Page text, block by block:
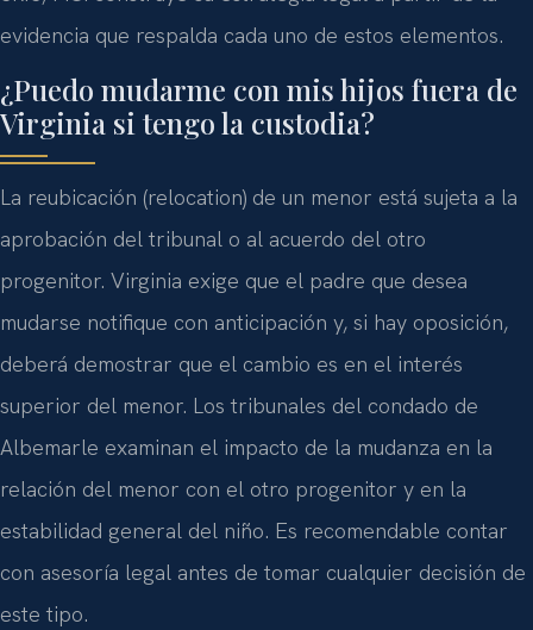
evidencia que respalda cada uno de estos elementos.
¿Puedo mudarme con mis hijos fuera de
Virginia si tengo la custodia?
La reubicación (relocation) de un menor está sujeta a la
aprobación del tribunal o al acuerdo del otro
progenitor. Virginia exige que el padre que desea
mudarse notifique con anticipación y, si hay oposición,
deberá demostrar que el cambio es en el interés
superior del menor. Los tribunales del condado de
Albemarle examinan el impacto de la mudanza en la
relación del menor con el otro progenitor y en la
estabilidad general del niño. Es recomendable contar
con asesoría legal antes de tomar cualquier decisión de
este tipo.